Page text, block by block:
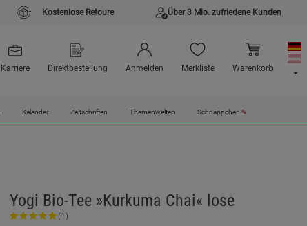
Kostenlose Retoure Über 3 Mio. zufriedene Kunden
Karriere Direktbestellung Anmelden Merkliste Warenkorb
Kalender Zeitschriften Themenwelten Schnäppchen %
Yogi Bio-Tee »Kurkuma Chai« lose
(1)